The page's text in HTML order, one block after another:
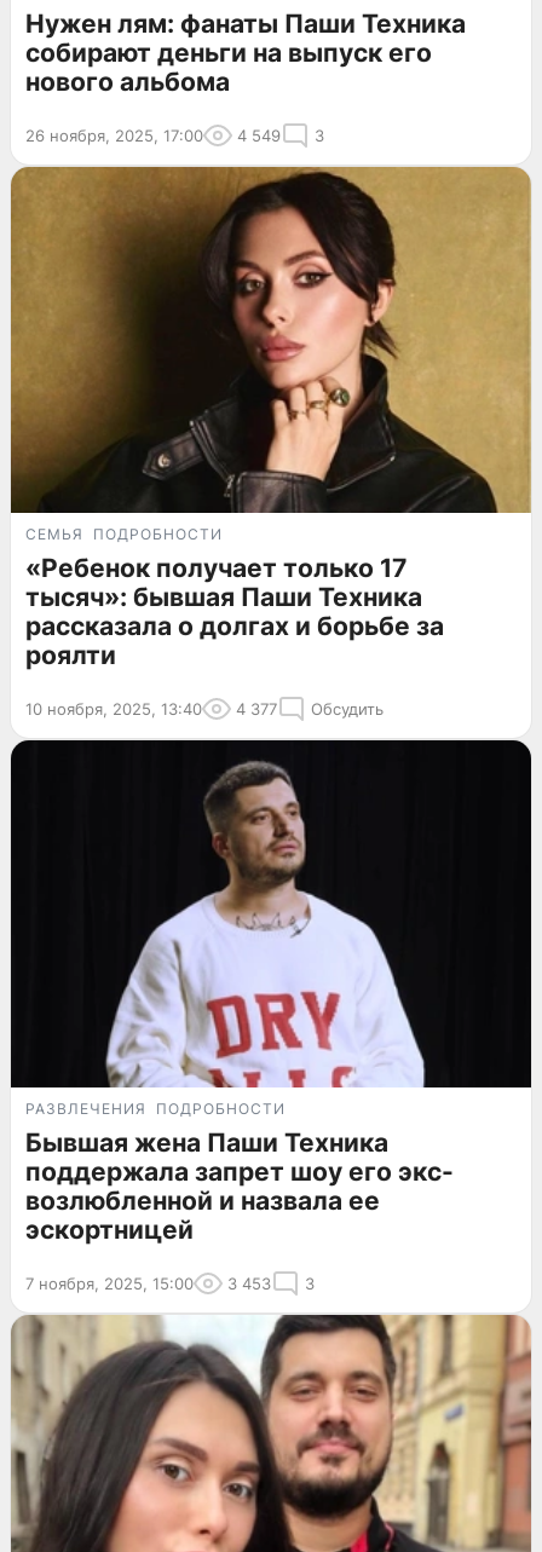
Нужен лям: фанаты Паши Техника
собирают деньги на выпуск его
нового альбома
26 ноября, 2025, 17:00 4 549 3
СЕМЬЯ ПОДРОБНОСТИ
«Ребенок получает только 17
тысяч»: бывшая Паши Техника
рассказала о долгах и борьбе за
роялти
10 ноября, 2025, 13:40 4 377 Обсудить
РАЗВЛЕЧЕНИЯ ПОДРОБНОСТИ
Бывшая жена Паши Техника
поддержала запрет шоу его экс-
возлюбленной и назвала ее
эскортницей
7 ноября, 2025, 15:00 3 453 3